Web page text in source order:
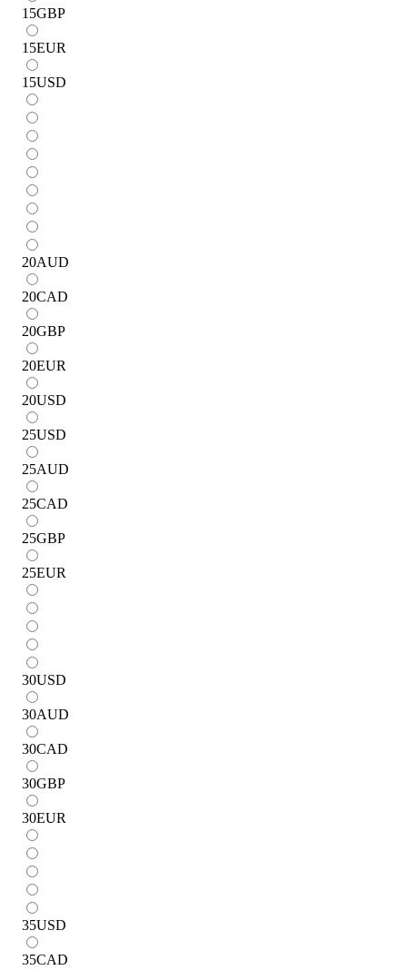
15GBP
15EUR
15USD
20AUD
20CAD
20GBP
20EUR
20USD
25USD
25AUD
25CAD
25GBP
25EUR
30USD
30AUD
30CAD
30GBP
30EUR
35USD
35CAD